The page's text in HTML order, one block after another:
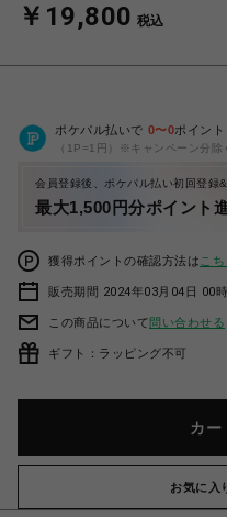
￥19,800 税込
ポケパル払いで 0〜0ポイント
（1P=1円）※キャンペーン分除
会員登録後、ポケパル払い初回登録
最大1,500円分ポイント
獲得ポイントの確認方法は こち
販売期間 2024年03月04日 00
この商品について問い合わせる
ギフト：ラッピング不可
カー
お気に入